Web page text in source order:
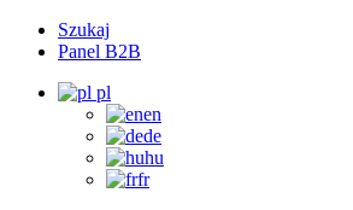
Szukaj
Panel B2B
pl
en
de
hu
fr